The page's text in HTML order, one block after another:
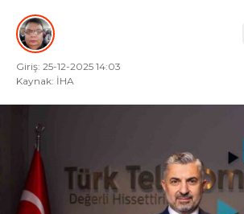
Giriş: 25-12-2025 14:03
Kaynak: İHA